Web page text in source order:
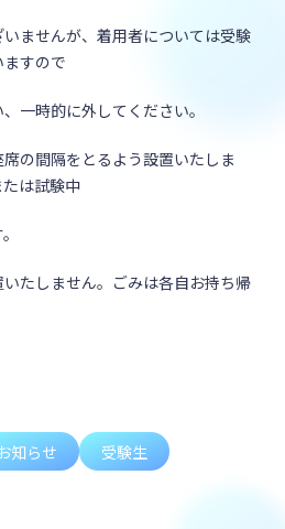
ませんが、着用者については受験
すので
一時的に外してください。
の間隔をとるよう設置いたしま
は試験中
たしません。ごみは各自お持ち帰
知らせ
受験生